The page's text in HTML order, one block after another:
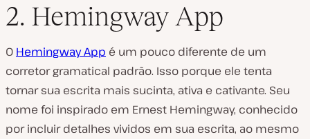
2. Hemingway App
O Hemingway App é um pouco diferente de um
corretor gramatical padrão. Isso porque ele tenta
tornar sua escrita mais sucinta, ativa e cativante. Seu
nome foi inspirado em Ernest Hemingway, conhecido
por incluir detalhes vividos em sua escrita, ao mesmo